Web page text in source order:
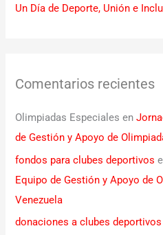
Un Día de Deporte, Unión e
Comentarios recientes
Olimpiadas Especiales en
de Gestión y Apoyo de
fondos para clubes deportivos
Equipo de Gestión y Apoyo de
Venezuela
donaciones a clubes deportivos